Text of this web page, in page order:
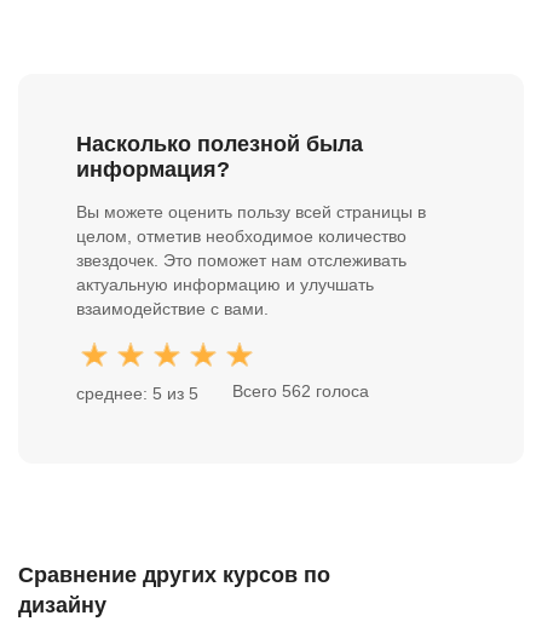
Насколько полезной была
информация?
Вы можете оценить пользу всей страницы в
целом, отметив необходимое количество
звездочек. Это поможет нам отслеживать
актуальную информацию и улучшать
взаимодействие с вами.
среднее: 5 из 5 Всего 562 голоса
Сравнение других курсов по
дизайну